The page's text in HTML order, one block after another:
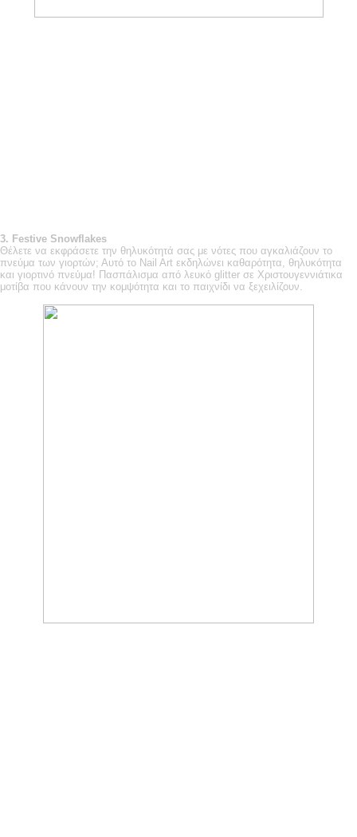
3. Festive Snowflakes
Θέλετε να εκφράσετε την θηλυκότητά σας με νότες που αγκαλιάζουν το
πνεύμα των γιορτών; Αυτό το Nail Art εκδηλώνει καθαρότητα, θηλυκότητα
και γιορτινό πνεύμα! Πασπάλισμα από λευκό glitter σε Χριστουγεννιάτικα
μοτίβα που κάνουν την κομψότητα και το παιχνίδι να ξεχειλίζουν.